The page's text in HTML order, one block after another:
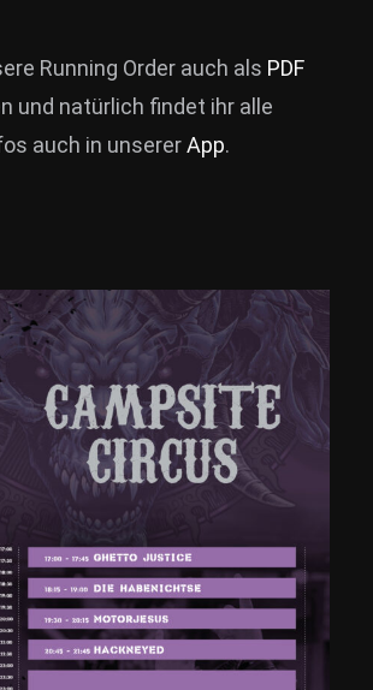
Running Order auch als PDF
und natürlich findet ihr alle
auch in unsererApp.